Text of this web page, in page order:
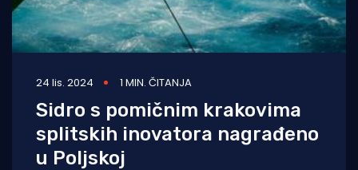
24 lis. 2024 1 MIN. ČITANJA
Sidro s pomičnim krakovima
splitskih inovatora nagrađeno
u Poljskoj